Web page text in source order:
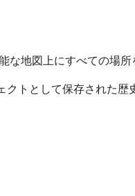
な地図上にすべての場所
トとして保存された歴